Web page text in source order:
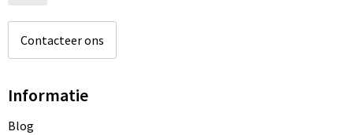
Contacteer ons
Informatie
Blog